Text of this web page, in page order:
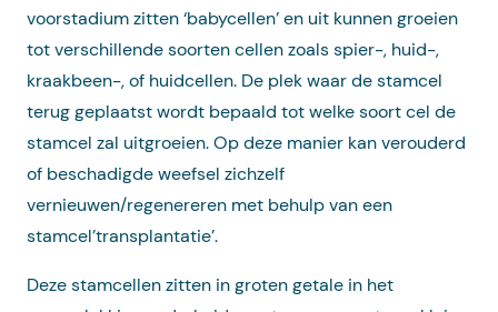
voorstadium zitten ‘babycellen’ en uit kunnen groeien
tot verschillende soorten cellen zoals spier-, huid-,
kraakbeen-, of huidcellen. De plek waar de stamcel
terug geplaatst wordt bepaald tot welke soort cel de
stamcel zal uitgroeien. Op deze manier kan verouderd
of beschadigde weefsel zichzelf
vernieuwen/regenereren met behulp van een
stamcel’transplantatie’.
Deze stamcellen zitten in groten getale in het